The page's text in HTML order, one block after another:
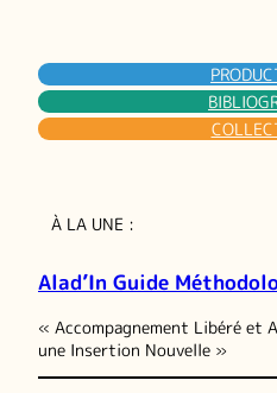
À LA UNE :
Alad’In Guide
« Accompagnement Libéré et
une Insertion Nouvelle »